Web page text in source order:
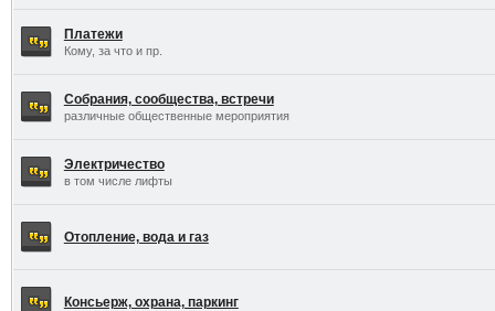
Платежи
Кому, за что и пр.
Собрания, сообщества, встречи
различные общественные мероприятия
Электричество
в том числе лифты
Отопление, вода и газ
Консьерж, охрана, паркинг